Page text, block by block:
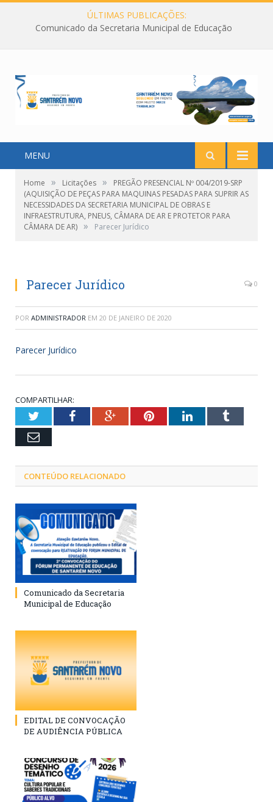
ÚLTIMAS PUBLICAÇÕES:
Comunicado da Secretaria Municipal de Educação
MENU
Home » Licitações »
PREGÃO PRESENCIAL Nº 004/2019-SRP
(AQUISIÇÃO DE PEÇAS PARA MAQUINAS PESADAS PARA SUPRIR AS
NECESSIDADES DA SECRETARIA MUNICIPAL DE OBRAS E
INFRAESTRUTURA, PNEUS, CÂMARA DE AR E PROTETOR PARA
CÂMARA DE AR) » Parecer Jurídico
Parecer Jurídico 0
POR ADMINISTRADOR EM 20 DE JANEIRO DE 2020
Parecer Jurídico
COMPARTILHAR:
TwitterFacebookGoogle+PinterestLinkedInTumblr
Email
CONTEÚDO RELACIONADO
Comunicado da Secretaria
Municipal de Educação
EDITAL DE CONVOCAÇÃO
DE AUDIÊNCIA PÚBLICA